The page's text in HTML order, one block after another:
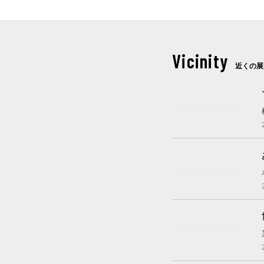
Vicinity 近くの